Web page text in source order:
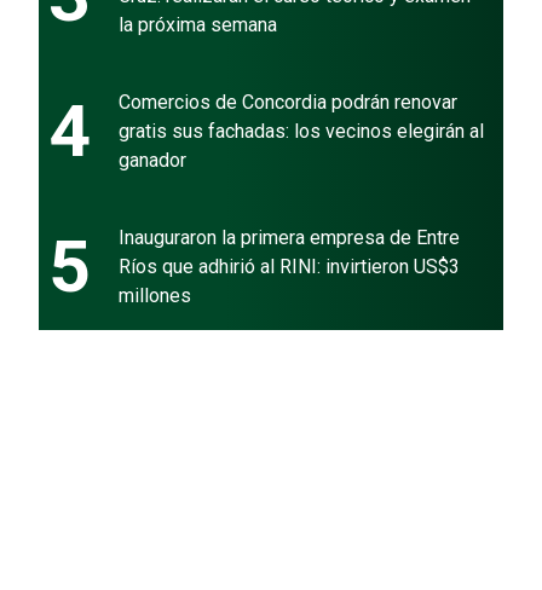
la próxima semana
4
Comercios de Concordia podrán renovar
gratis sus fachadas: los vecinos elegirán al
ganador
5
Inauguraron la primera empresa de Entre
Ríos que adhirió al RINI: invirtieron US$3
millones